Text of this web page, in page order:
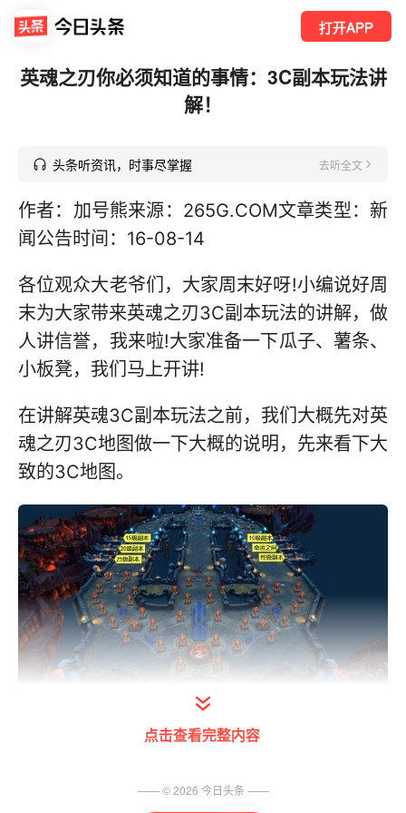
打开APP
英魂之刃你必须知道的事情：3C副本玩法讲
解！
头条听资讯，时事尽掌握 去听全文
作者：加号熊来源：265G.COM文章类型：新
闻公告时间：16-08-14
各位观众大老爷们，大家周末好呀!小编说好周
末为大家带来英魂之刃3C副本玩法的讲解，做
人讲信誉，我来啦!大家准备一下瓜子、薯条、
小板凳，我们马上开讲!
在讲解英魂3C副本玩法之前，我们大概先对英
魂之刃3C地图做一下大概的说明，先来看下大
致的3C地图。
麻麻的防御塔，这一点可能会让各位观众大老
点击查看完整内容
—— ©2026 今日头条 ——